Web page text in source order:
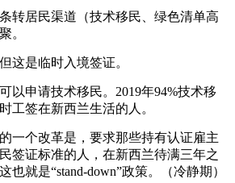
转居民渠道（技术移民、绿色清单高
。
这是临时入境签证。
以申请技术移民。2019年94%技术移
工签在新西兰生活的人。
一个改革是，要求那些持有认证雇主
签证标准的人，在新西兰待满三年之
也就是“stand-down”政策。（冷静期）